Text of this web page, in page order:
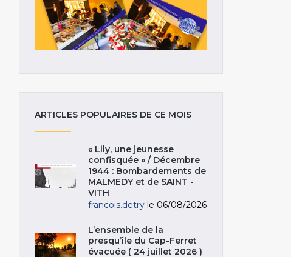
ARTICLES POPULAIRES DE CE MOIS
« Lily, une jeunesse
confisquée » / Décembre
1944 : Bombardements de
MALMEDY et de SAINT -
VITH
francois.detry le 06/08/2026
L’ensemble de la
presqu’île du Cap-Ferret
évacuée ( 24 juillet 2026 )